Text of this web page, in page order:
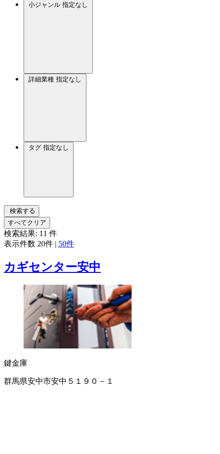
小ジャンル 指定なし
詳細業種 指定なし
タグ 指定なし
検索する
すべてクリア
検索結果: 11 件
表示件数 20件 | 50件
カギセンター安中
鍵金庫
群馬県安中市安中５１９０－１